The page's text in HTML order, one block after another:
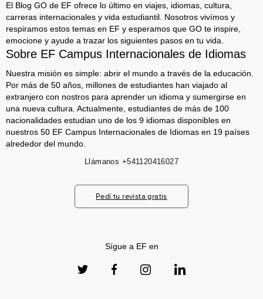
El Blog GO de EF ofrece lo último en viajes, idiomas, cultura,
carreras internacionales y vida estudiantil. Nosotros vivímos y
respiramos estos temas en EF y esperamos que GO te inspire,
emocione y ayude a trazar los siguientes pasos en tu vida.
Sobre EF Campus Internacionales de Idiomas
Nuestra misión es simple: abrir el mundo a través de la educación.
Por más de 50 años, millones de estudiantes han viajado al
extranjero con nostros para aprender un idioma y sumergirse en
una nueva cultura. Actualmente, estudiantes de más de 100
nacionalidades estudian uno de los 9 idiomas disponibles en
nuestros 50 EF Campus Internacionales de Idiomas en 19 países
alrededor del mundo.
Llámanos +541120416027
Pedí tu revista gratis
Sígue a EF en